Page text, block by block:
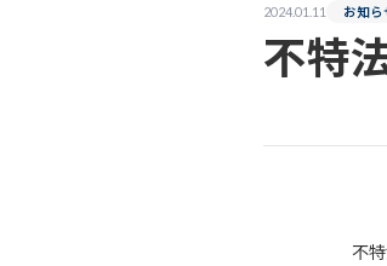
2024.01.11 お知ら
不特
不